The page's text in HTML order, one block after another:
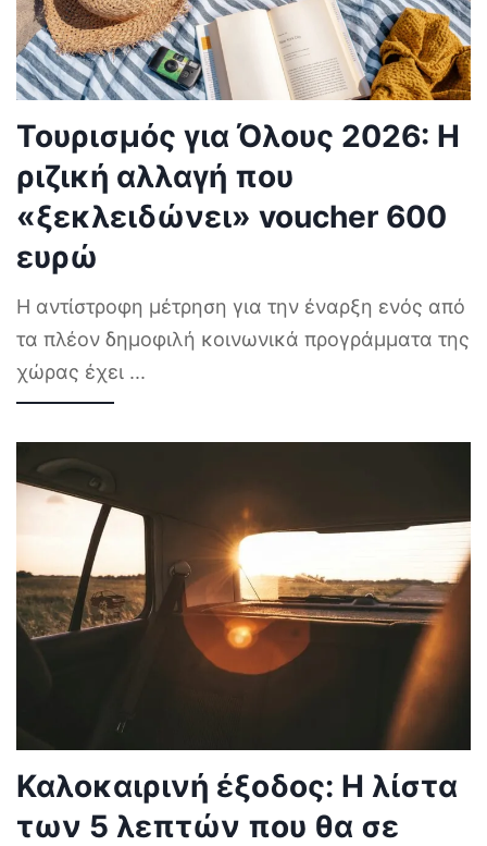
Τουρισμός για Όλους 2026: Η
ριζική αλλαγή που
«ξεκλειδώνει» voucher 600
ευρώ
Η αντίστροφη μέτρηση για την έναρξη ενός από
τα πλέον δημοφιλή κοινωνικά προγράμματα της
χώρας έχει ...
Καλοκαιρινή έξοδος: Η λίστα
των 5 λεπτών που θα σε